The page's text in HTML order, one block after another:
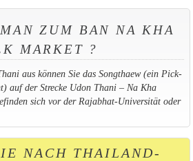
ZUM BAN NA KHA
MARKET ?
aus können Sie das Songthaew (ein Pick-
auf der Strecke Udon Thani – Na Kha
sich vor der Rajabhat-Universität oder
NACH THAILAND-